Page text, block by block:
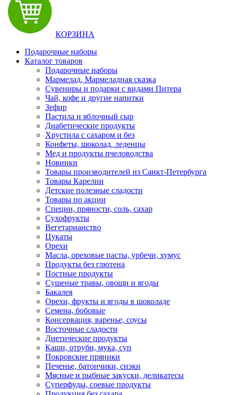
КОРЗИНА
Подарочные наборы
Каталог товаров
Подарочные наборы
Мармелад, Мармеладная сказка
Сувениры и подарки с видами Питера
Чай, кофе и другие напитки
Зефир
Пастила и яблочный сыр
Диабетические продукты
Хрустила с сахаром и без
Конфеты, шоколад, леденцы
Мед и продукты пчеловодства
Новинки
Товары производителей из Санкт-Петербурга
Товары Карелии
Детские полезные сладости
Товары по акции
Специи, пряности, соль, сахар
Сухофрукты
Вегетарианство
Цукаты
Орехи
Масла, ореховые пасты, урбечи, хумус
Продукты без глютена
Постные продукты
Сушеные травы, овощи и ягоды
Бакалея
Орехи, фрукты и ягоды в шоколаде
Семена, бобовые
Консервация, варенье, соусы
Восточные сладости
Диетические продукты
Каши, отруби, мука, суп
Покровские пряники
Печенье, батончики, снэки
Мясные и рыбные закуски, деликатесы
Суперфуды, соевые продукты